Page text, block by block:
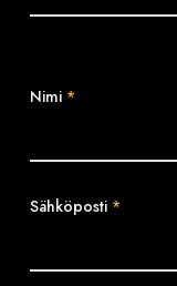
Nimi *
Sähköposti *